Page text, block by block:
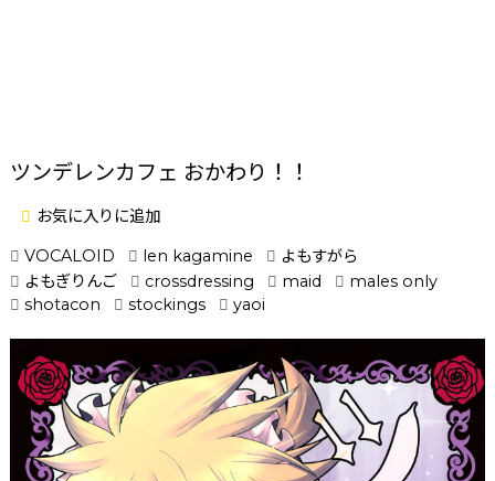
ツンデレンカフェ おかわり！！
お気に入りに追加
VOCALOID
len kagamine
よもすがら
よもぎりんご
crossdressing maid
males only
shotacon
stockings yaoi